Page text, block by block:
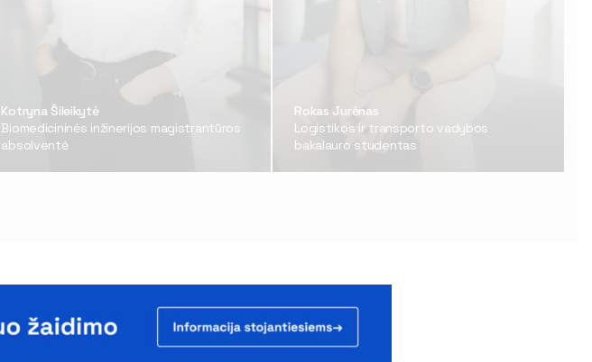
Kotryna Šileikytė
Biomedicininės inžinerijos magistrantūros
absolventė
Rokas Jurėnas
Logistikos ir transporto vadybos
bakalauro studentas